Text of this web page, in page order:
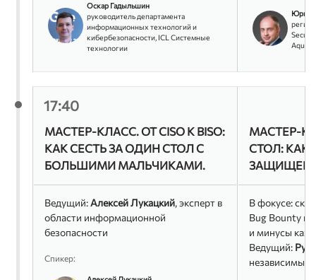
Оскар Гадыльшин
руководитель департамента
информационных технологий и
кибербезопасности, ICL Системные
технологии
Юрий
Aqua
17:40
МАСТЕР-КЛАСС. ОТ CISO К BISO:
КАК СЕСТЬ ЗА ОДИН СТОЛ С
БОЛЬШИМИ МАЛЬЧИКАМИ.
Ведущий:Алексей Лукацкий, эксперт в
области информационной
безопасности
Спикер:
МАСТЕР-
СТОЛ: КАК
В фокусе:
Bug Bounty и
и минусы
Ведущий:
независимый